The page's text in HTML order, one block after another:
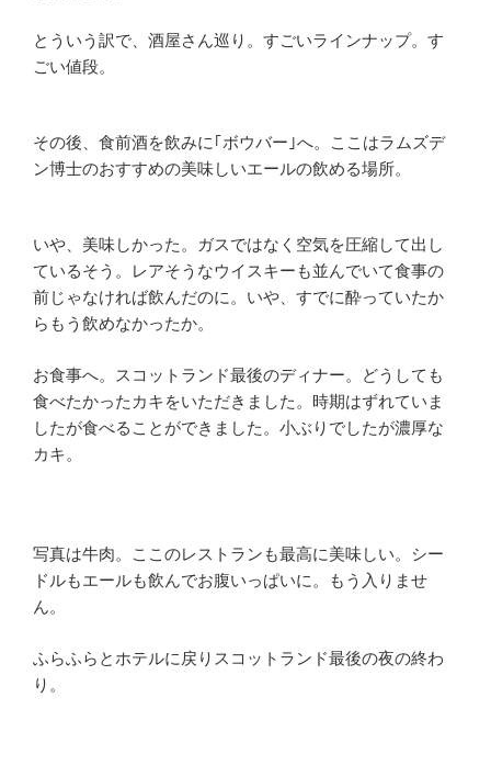
とういう訳で、酒屋さん巡り。すごいラインナップ。す
ごい値段。
その後、食前酒を飲みに｢ボウバー｣へ。ここはラムズデ
ン博士のおすすめの美味しいエールの飲める場所。
いや、美味しかった。ガスではなく空気を圧縮して出し
ているそう。レアそうなウイスキーも並んでいて食事の
前じゃなければ飲んだのに。いや、すでに酔っていたか
らもう飲めなかったか。
お食事へ。スコットランド最後のディナー。どうしても
食べたかったカキをいただきました。時期はずれていま
したが食べることができました。小ぶりでしたが濃厚な
カキ。
写真は牛肉。ここのレストランも最高に美味しい。シー
ドルもエールも飲んでお腹いっぱいに。もう入りませ
ん。
ふらふらとホテルに戻りスコットランド最後の夜の終わ
り。